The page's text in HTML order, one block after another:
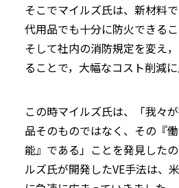
そこでマイルズ氏は、新材料で
代用品でも十分に防火できる
そして社内の消防規定を変え
ることで，大幅なコスト削減に
この時マイルズ氏は、「我々
品そのものではなく、その『
能』である」ことを発見した
ルズ氏が開発したVE手法は、